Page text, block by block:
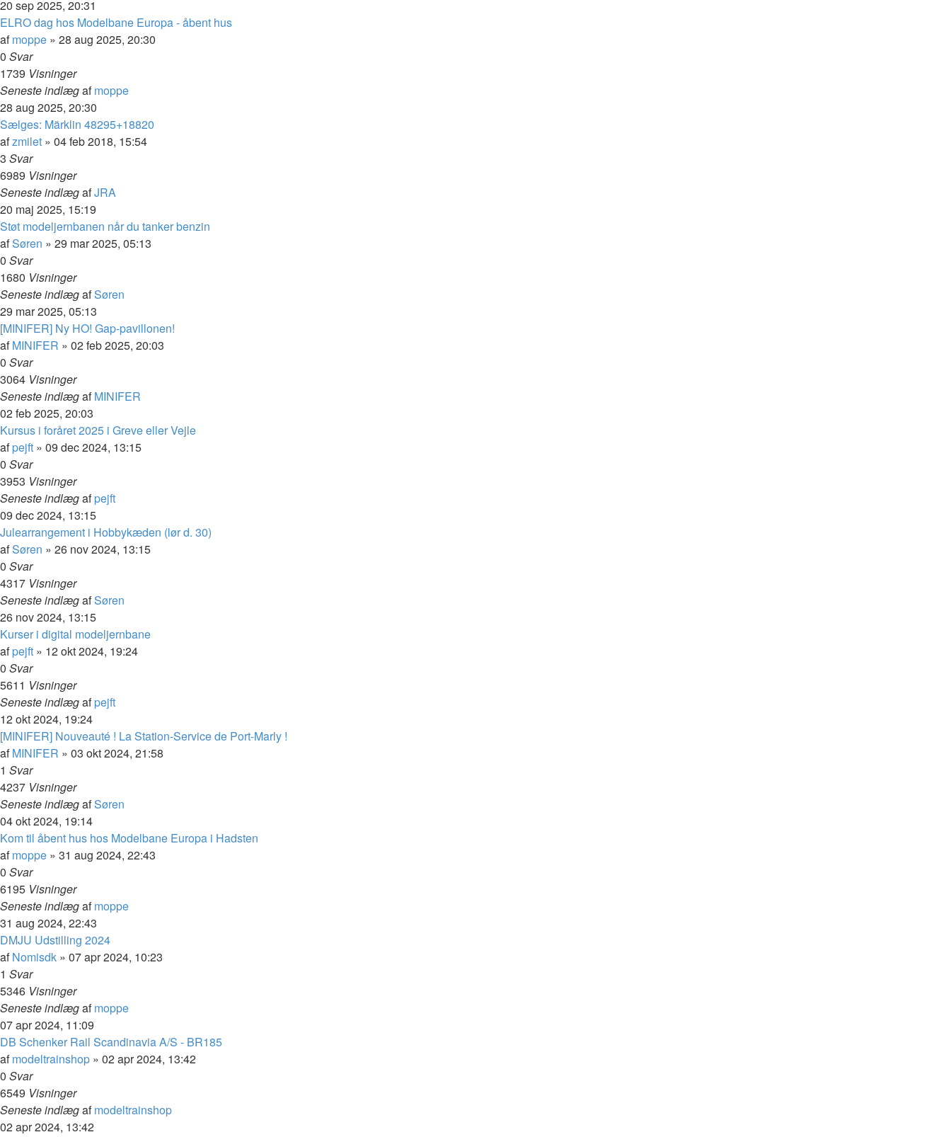
20 sep 2025, 20:31
ELRO dag hos Modelbane Europa - åbent hus
afmoppe » 28 aug 2025, 20:30
0 Svar
1739 Visninger
Seneste indlægafmoppe
28 aug 2025, 20:30
Sælges: Märklin 48295+18820
afzmilet » 04 feb 2018, 15:54
3 Svar
6989 Visninger
Seneste indlægafJRA
20 maj 2025, 15:19
Støt modeljernbanen når du tanker benzin
afSøren » 29 mar 2025, 05:13
0 Svar
1680 Visninger
Seneste indlægafSøren
29 mar 2025, 05:13
[MINIFER] Ny HO! Gap-pavillonen!
afMINIFER » 02 feb 2025, 20:03
0 Svar
3064 Visninger
Seneste indlægafMINIFER
02 feb 2025, 20:03
Kursus i foråret 2025 i Greve eller Vejle
afpejft » 09 dec 2024, 13:15
0 Svar
3953 Visninger
Seneste indlægafpejft
09 dec 2024, 13:15
Julearrangement i Hobbykæden (lør d. 30)
afSøren » 26 nov 2024, 13:15
0 Svar
4317 Visninger
Seneste indlægafSøren
26 nov 2024, 13:15
Kurser i digital modeljernbane
afpejft » 12 okt 2024, 19:24
0 Svar
5611 Visninger
Seneste indlægafpejft
12 okt 2024, 19:24
[MINIFER] Nouveauté ! La Station-Service de Port-Marly !
afMINIFER » 03 okt 2024, 21:58
1 Svar
4237 Visninger
Seneste indlægafSøren
04 okt 2024, 19:14
Kom til åbent hus hos Modelbane Europa i Hadsten
afmoppe » 31 aug 2024, 22:43
0 Svar
6195 Visninger
Seneste indlægafmoppe
31 aug 2024, 22:43
DMJU Udstilling 2024
afNomisdk » 07 apr 2024, 10:23
1 Svar
5346 Visninger
Seneste indlægafmoppe
07 apr 2024, 11:09
DB Schenker Rail Scandinavia A/S - BR185
afmodeltrainshop » 02 apr 2024, 13:42
0 Svar
6549 Visninger
Seneste indlægafmodeltrainshop
02 apr 2024, 13:42